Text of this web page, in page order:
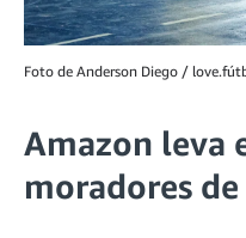
Foto de Anderson Diego /
Amazon leva
moradores